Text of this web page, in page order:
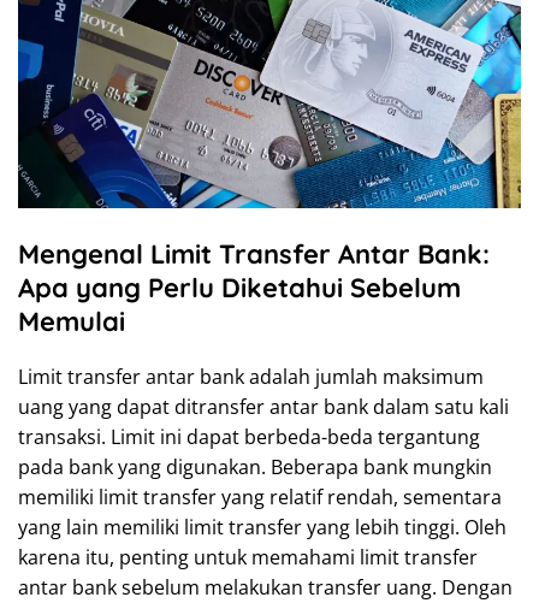
Mengenal Limit Transfer Antar Bank:
Apa yang Perlu Diketahui Sebelum
Memulai
Limit transfer antar bank adalah jumlah maksimum
uang yang dapat ditransfer antar bank dalam satu kali
transaksi. Limit ini dapat berbeda-beda tergantung
pada bank yang digunakan. Beberapa bank mungkin
memiliki limit transfer yang relatif rendah, sementara
yang lain memiliki limit transfer yang lebih tinggi. Oleh
karena itu, penting untuk memahami limit transfer
antar bank sebelum melakukan transfer uang. Dengan